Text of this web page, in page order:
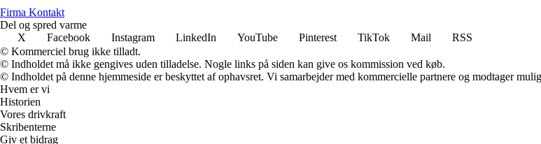
Firma Kontakt
Del og spred varme
X
Facebook Instagram LinkedIn YouTube Pinterest TikTok Mail
RSS
© Kommerciel brug ikke tilladt.
© Indholdet må ikke gengives uden tilladelse. Nogle links på siden kan give os kommission ved køb.
© Indholdet på denne hjemmeside er beskyttet af ophavsret. Vi samarbejder med kommercielle partnere og modtager
Hvem er vi
Historien
Vores drivkraft
Skribenterne
Giv et bidrag